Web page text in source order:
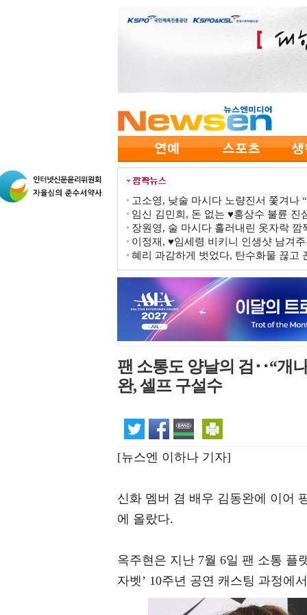
고소영, 낮술 마시다 노량진서 쫓겨나
임신 김민희, 돈 없는 ♥홍상수 불륜
장원영, 술 마시다 흘러내린 옷자락
이정재, ♥임세령 비키니 인생샷 남겨
혜리 과감하게 벗었다, 탄수화물 끊고
팬 소통도 양날의 검‥“개
완, 셀프 구설수
[뉴스엔 이하나 기자]
신화 멤버 겸 배우 김동완에 이어
에 올랐다.
옥주현은 지난 7월 6일 팬 소통 플
자벳’ 10주년 공연 캐스팅 과정에